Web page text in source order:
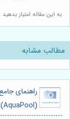
به این مقاله امتیاز بدهید :
مطالب مشابه
راهنمای
(AquaPool): از خرید تا کاربرد استثنایی 💦